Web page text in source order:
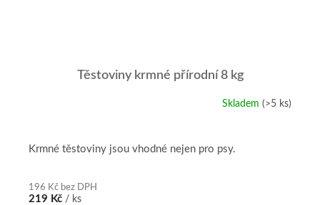
Těstoviny krmné přírodní 8 kg
Skladem (>5 ks)
196 Kč bez DPH
219 Kč / ks
Krmné těstoviny jsou vhodné nejen pro psy.